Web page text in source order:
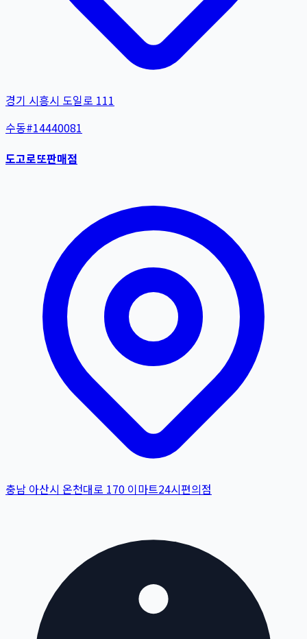
경기 시흥시 도일로 111
수동#14440081
도고로또판매점
충남 아산시 온천대로 170 이마트24시편의점